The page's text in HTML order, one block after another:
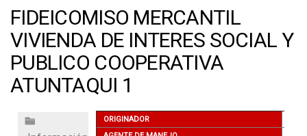
FIDEICOMISO MERCANTIL
VIVIENDA DE INTERES SOCIAL Y
PUBLICO COOPERATIVA
ATUNTAQUI 1